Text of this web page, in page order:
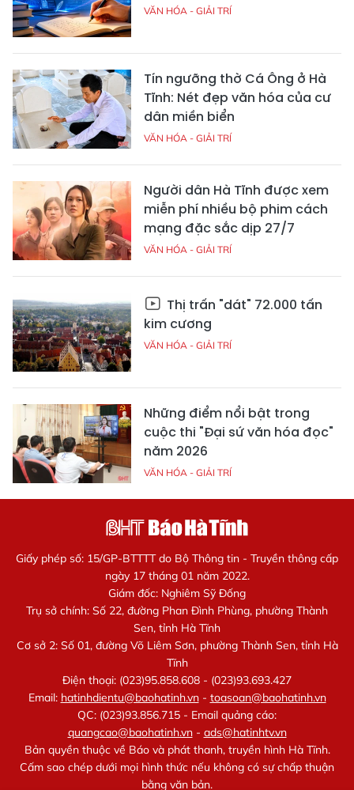
VĂN HÓA - GIẢI TRÍ
Tín ngưỡng thờ Cá Ông ở Hà
Tĩnh: Nét đẹp văn hóa của cư
dân miền biển
VĂN HÓA - GIẢI TRÍ
Người dân Hà Tĩnh được xem
miễn phí nhiều bộ phim cách
mạng đặc sắc dịp 27/7
VĂN HÓA - GIẢI TRÍ
Thị trấn "dát" 72.000 tấn
kim cương
VĂN HÓA - GIẢI TRÍ
Những điểm nổi bật trong
cuộc thi "Đại sứ văn hóa đọc"
năm 2026
VĂN HÓA - GIẢI TRÍ
Giấy phép số: 15/GP-BTTTT do Bộ Thông tin - Truyền thông cấp
ngày 17 tháng 01 năm 2022.
Giám đốc: Nghiêm Sỹ Đống
Trụ sở chính: Số 22, đường Phan Đình Phùng, phường Thành
Sen, tỉnh Hà Tĩnh
Cơ sở 2: Số 01, đường Võ Liêm Sơn, phường Thành Sen, tỉnh Hà
Tĩnh
Điện thoại: (023)95.858.608 - (023)93.693.427
Email: hatinhdientu@baohatinh.vn- toasoan@baohatinh.vn
QC: (023)93.856.715 - Email quảng cáo:
quangcao@baohatinh.vn- ads@hatinhtv.vn
Bản quyền thuộc về Báo và phát thanh, truyền hình Hà Tĩnh.
Cấm sao chép dưới mọi hình thức nếu không có sự chấp thuận
bằng văn bản.